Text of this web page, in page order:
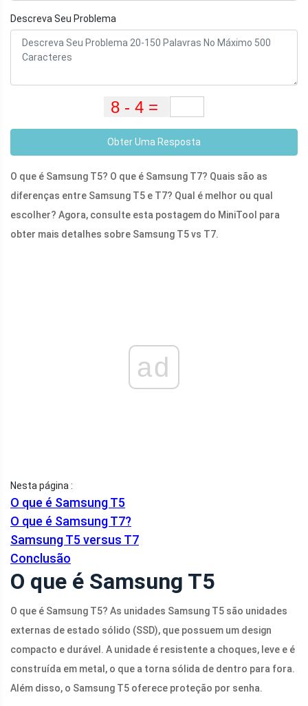
Descreva Seu Problema
Obter Uma Resposta
O que é Samsung T5? O que é Samsung T7? Quais são as
diferenças entre Samsung T5 e T7? Qual é melhor ou qual
escolher? Agora, consulte esta postagem do MiniTool para
obter mais detalhes sobre Samsung T5 vs T7.
ad
Nesta página :
O que é Samsung T5
O que é Samsung T7?
Samsung T5 versus T7
Conclusão
O que é Samsung T5
O que é Samsung T5? As unidades Samsung T5 são unidades
externas de estado sólido (SSD), que possuem um design
compacto e durável. A unidade é resistente a choques, leve e é
construída em metal, o que a torna sólida de dentro para fora.
Além disso, o Samsung T5 oferece proteção por senha.